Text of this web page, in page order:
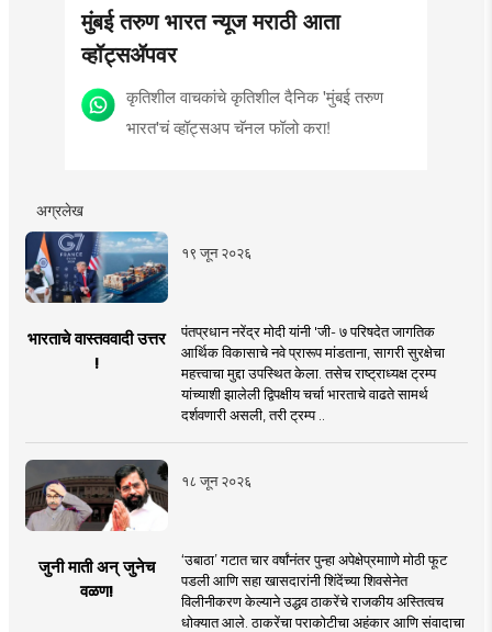
मुंबई तरुण भारत न्यूज मराठी आता
व्हॉट्सॲपवर
कृतिशील वाचकांचे कृतिशील दैनिक 'मुंबई तरुण
भारत'चं व्हॉट्सअप चॅनल फॉलो करा!
अग्रलेख
१९ जून २०२६
भारताचे वास्तववादी उत्तर
!
पंतप्रधान नरेंद्र मोदी यांनी 'जी- ७ परिषदेत जागतिक
आर्थिक विकासाचे नवे प्रारूप मांडताना, सागरी सुरक्षेचा
महत्त्वाचा मुद्दा उपस्थित केला. तसेच राष्ट्राध्यक्ष ट्रम्प
यांच्याशी झालेली द्विपक्षीय चर्चा भारताचे वाढते सामर्थ
दर्शवणारी असली, तरी ट्रम्प ..
१८ जून २०२६
जुनी माती अन् जुनेच
वळण!
‘उबाठा’ गटात चार वर्षांनंतर पुन्हा अपेक्षेप्रमााणे मोठी फूट
पडली आणि सहा खासदारांनी शिंदेंच्या शिवसेनेत
विलीनीकरण केल्याने उद्धव ठाकरेंचे राजकीय अस्तित्वच
धोक्यात आले. ठाकरेंचा पराकोटीचा अहंकार आणि संवादाचा